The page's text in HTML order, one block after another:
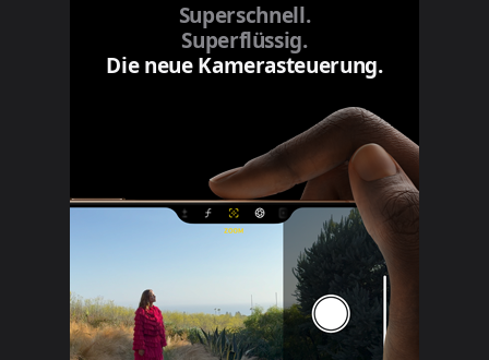
Superschnell.
Superflüssig.
Die neue Kamerasteuerung.